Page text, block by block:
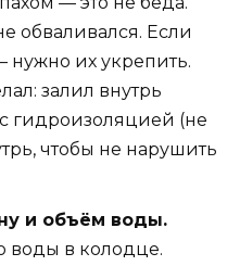
обваливался. Если
их укрепить.
залил внутрь
гидроизоляцией (не
чтобы не нарушить
и объём воды.
воды в колодце.